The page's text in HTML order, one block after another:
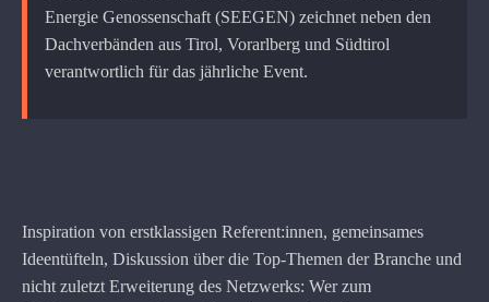
Energie Genossenschaft (SEEGEN) zeichnet neben den
Dachverbänden aus Tirol, Vorarlberg und Südtirol
verantwortlich für das jährliche Event.
Inspiration von erstklassigen Referent:innen, gemeinsames
Ideentüfteln, Diskussion über die Top-Themen der Branche und
nicht zuletzt Erweiterung des Netzwerks: Wer zum